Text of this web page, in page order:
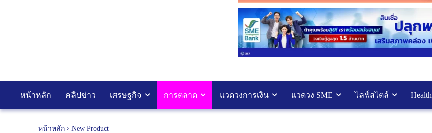
หน้าหลัก คลิปข่าว เศรษฐกิจ การตลาด แวดวงการเงิน แวดวง SME ไลฟ์สไตล์ Health
หน้าหลัก New Product